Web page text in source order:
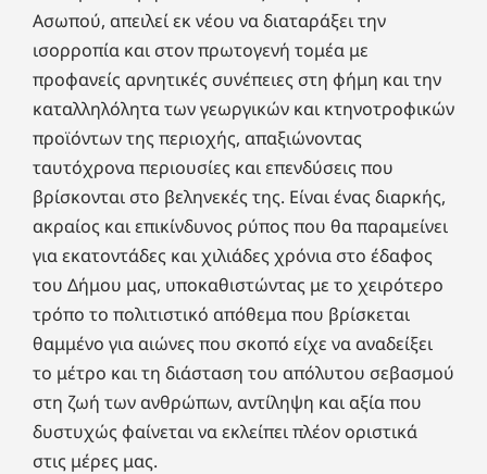
Ασωπού, απειλεί εκ νέου να διαταράξει την
ισορροπία και στον πρωτογενή τομέα με
προφανείς αρνητικές συνέπειες στη φήμη και την
καταλληλόλητα των γεωργικών και κτηνοτροφικών
προϊόντων της περιοχής, απαξιώνοντας
ταυτόχρονα περιουσίες και επενδύσεις που
βρίσκονται στο βεληνεκές της. Είναι ένας διαρκής,
ακραίος και επικίνδυνος ρύπος που θα παραμείνει
για εκατοντάδες και χιλιάδες χρόνια στο έδαφος
του Δήμου μας, υποκαθιστώντας με το χειρότερο
τρόπο το πολιτιστικό απόθεμα που βρίσκεται
θαμμένο για αιώνες που σκοπό είχε να αναδείξει
το μέτρο και τη διάσταση του απόλυτου σεβασμού
στη ζωή των ανθρώπων, αντίληψη και αξία που
δυστυχώς φαίνεται να εκλείπει πλέον οριστικά
στις μέρες μας.